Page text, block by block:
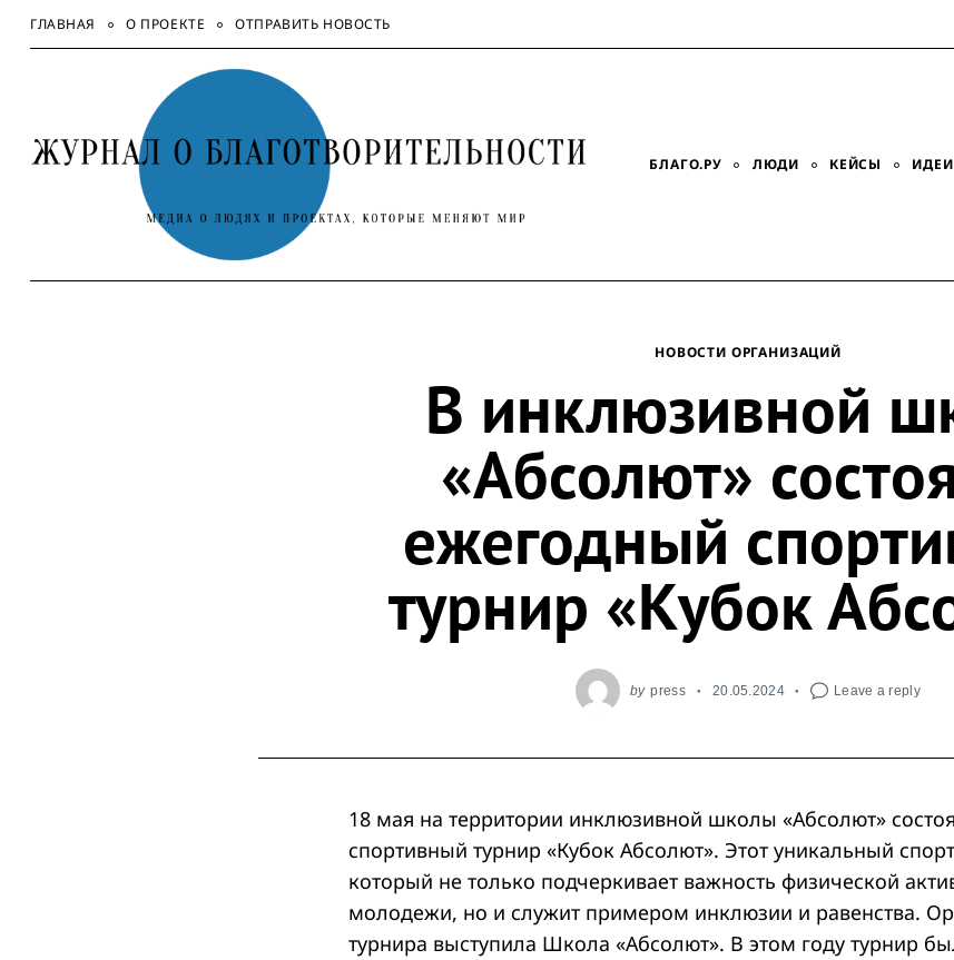
SkipГЛАВНАЯ О ПРОЕКТЕ ОТПРАВИТЬ НОВОСТЬ
БЛАГО.РУ ЛЮДИ КЕЙСЫ ИДЕИ
НОВОСТИ ОРГАНИЗАЦИЙ
В инклюзивной
«Абсолют»
ежегодный
турнир «Кубок
by press 20.05.2024 Leave a reply
18 мая на территории инклюзивной школы «Абсолют»
спортивный турнир «Кубок Абсолют». Этот уникальный
который не только подчеркивает важность физической
молодежи, но и служит примером инклюзии и равенства.
турнира выступила Школа «Абсолют». В этом году турнир